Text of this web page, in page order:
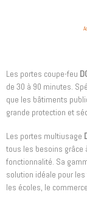
Les portes coupe-feu
de 30 à 90 minutes.
que les bâtiments
grande protection et
Les portes multiusage
tous les besoins grâce
fonctionnalité. Sa
solution idéale pour
les écoles, le